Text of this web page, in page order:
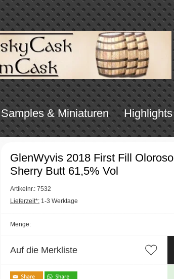
Samples & Miniaturen Highlights
GlenWyvis 2018 First Fill Oloroso
Sherry Butt 61,5% Vol
Artikelnr.: 7532
Lieferzeit*: 1-3 Werktage
Menge:
Auf die Merkliste